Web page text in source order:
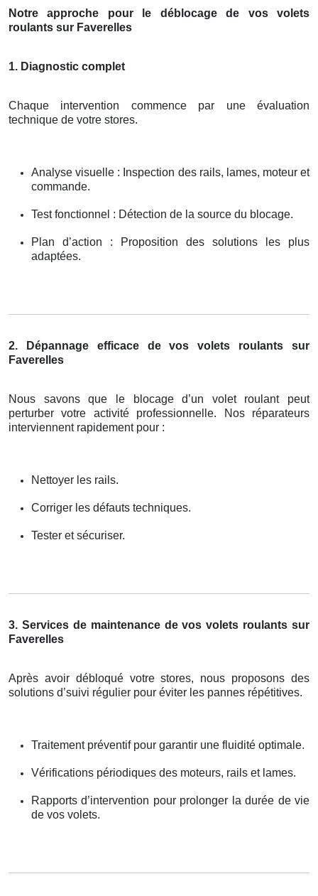
Notre approche pour le déblocage de vos volets
roulants sur Faverelles
1. Diagnostic complet
Chaque intervention commence par une évaluation
technique de votre stores.
Analyse visuelle : Inspection des rails, lames, moteur et
commande.
Test fonctionnel : Détection de la source du blocage.
Plan d’action : Proposition des solutions les plus
adaptées.
2. Dépannage efficace de vos volets roulants sur
Faverelles
Nous savons que le blocage d’un volet roulant peut
perturber votre activité professionnelle. Nos réparateurs
interviennent rapidement pour :
Nettoyer les rails.
Corriger les défauts techniques.
Tester et sécuriser.
3. Services de maintenance de vos volets roulants sur
Faverelles
Après avoir débloqué votre stores, nous proposons des
solutions d’suivi régulier pour éviter les pannes répétitives.
Traitement préventif pour garantir une fluidité optimale.
Vérifications périodiques des moteurs, rails et lames.
Rapports d’intervention pour prolonger la durée de vie
de vos volets.